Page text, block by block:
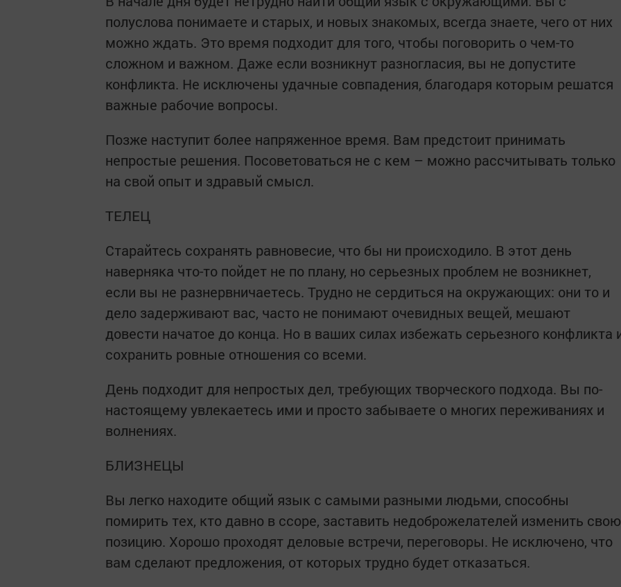
полуслова понимаете и старых, и новых знакомых, всегда знаете, чего от них
можно ждать. Это время подходит для того, чтобы поговорить о чем-то
сложном и важном. Даже если возникнут разногласия, вы не допустите
конфликта. Не исключены удачные совпадения, благодаря которым решатся
важные рабочие вопросы.
Позже наступит более напряженное время. Вам предстоит принимать
непростые решения. Посоветоваться не с кем – можно рассчитывать только
на свой опыт и здравый смысл.
ТЕЛЕЦ
Старайтесь сохранять равновесие, что бы ни происходило. В этот день
наверняка что-то пойдет не по плану, но серьезных проблем не возникнет,
если вы не разнервничаетесь. Трудно не сердиться на окружающих: они то и
дело задерживают вас, часто не понимают очевидных вещей, мешают
довести начатое до конца. Но в ваших силах избежать серьезного конфликта
сохранить ровные отношения со всеми.
День подходит для непростых дел, требующих творческого подхода. Вы по-
настоящему увлекаетесь ими и просто забываете о многих переживаниях и
волнениях.
БЛИЗНЕЦЫ
Вы легко находите общий язык с самыми разными людьми, способны
помирить тех, кто давно в ссоре, заставить недоброжелателей изменить свою
позицию. Хорошо проходят деловые встречи, переговоры. Не исключено, что
вам сделают предложения, от которых трудно будет отказаться.